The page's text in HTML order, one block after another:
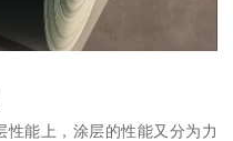
能上，涂层的性能又分为力